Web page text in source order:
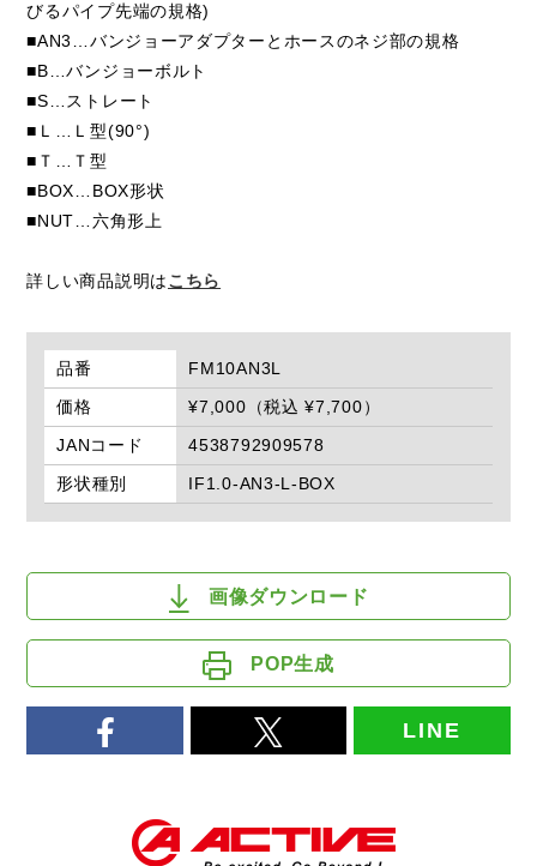
びるパイプ先端の規格)
■AN3…バンジョーアダプターとホースのネジ部の規格
■B…バンジョーボルト
■S…ストレート
■Ｌ…Ｌ型(90°)
■Ｔ…Ｔ型
■BOX…BOX形状
■NUT…六角形上
詳しい商品説明はこちら
品番
FM10AN3L
価格
¥7,000（税込 ¥7,700）
JANコード
4538792909578
形状種別
IF1.0-AN3-L-BOX
画像ダウンロード
POP生成
LINE